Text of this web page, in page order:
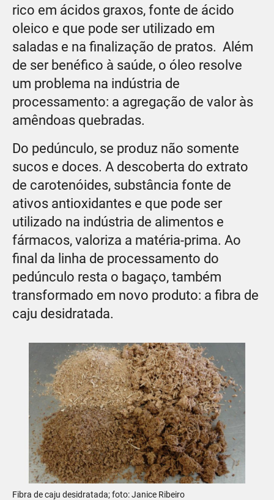
rico em ácidos graxos, fonte de ácido
oleico e que pode ser utilizado em
saladas e na finalização de pratos. Além
de ser benéfico à saúde, o óleo resolve
um problema na indústria de
processamento: a agregação de valor às
amêndoas quebradas.
Do pedúnculo, se produz não somente
sucos e doces. A descoberta do extrato
de carotenóides, substância fonte de
ativos antioxidantes e que pode ser
utilizado na indústria de alimentos e
fármacos, valoriza a matéria-prima. Ao
final da linha de processamento do
pedúnculo resta o bagaço, também
transformado em novo produto: a fibra de
caju desidratada.
Fibra de caju desidratada; foto: Janice Ribeiro